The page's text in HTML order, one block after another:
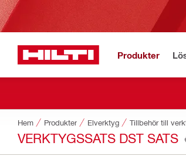
Produkter
Hem Produkter Elverktyg Tillbehör till
VERKTYGSSATS DST SATS